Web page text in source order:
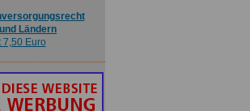
und Ländern
7,50 Euro